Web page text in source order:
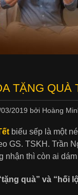
TẶNG QUÀ
2019 bởi Hoàng
biếu sếp là một
GS. TSKH. Trần
nhận thì còn ai
quà” và “hối